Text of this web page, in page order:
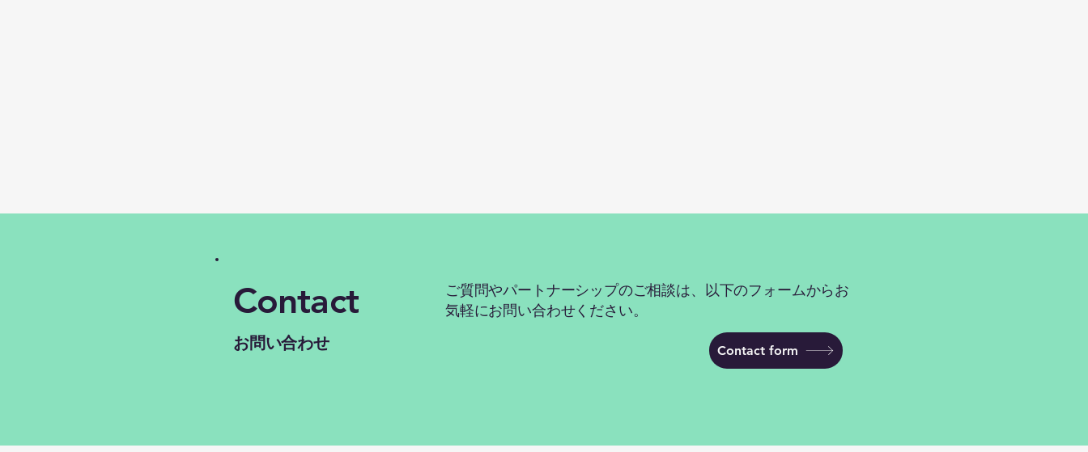
Contact
ご質問やパートナーシップのご相談は、以下のフォームからお
気軽にお問い合わせください。
お問い合わせ Contact form